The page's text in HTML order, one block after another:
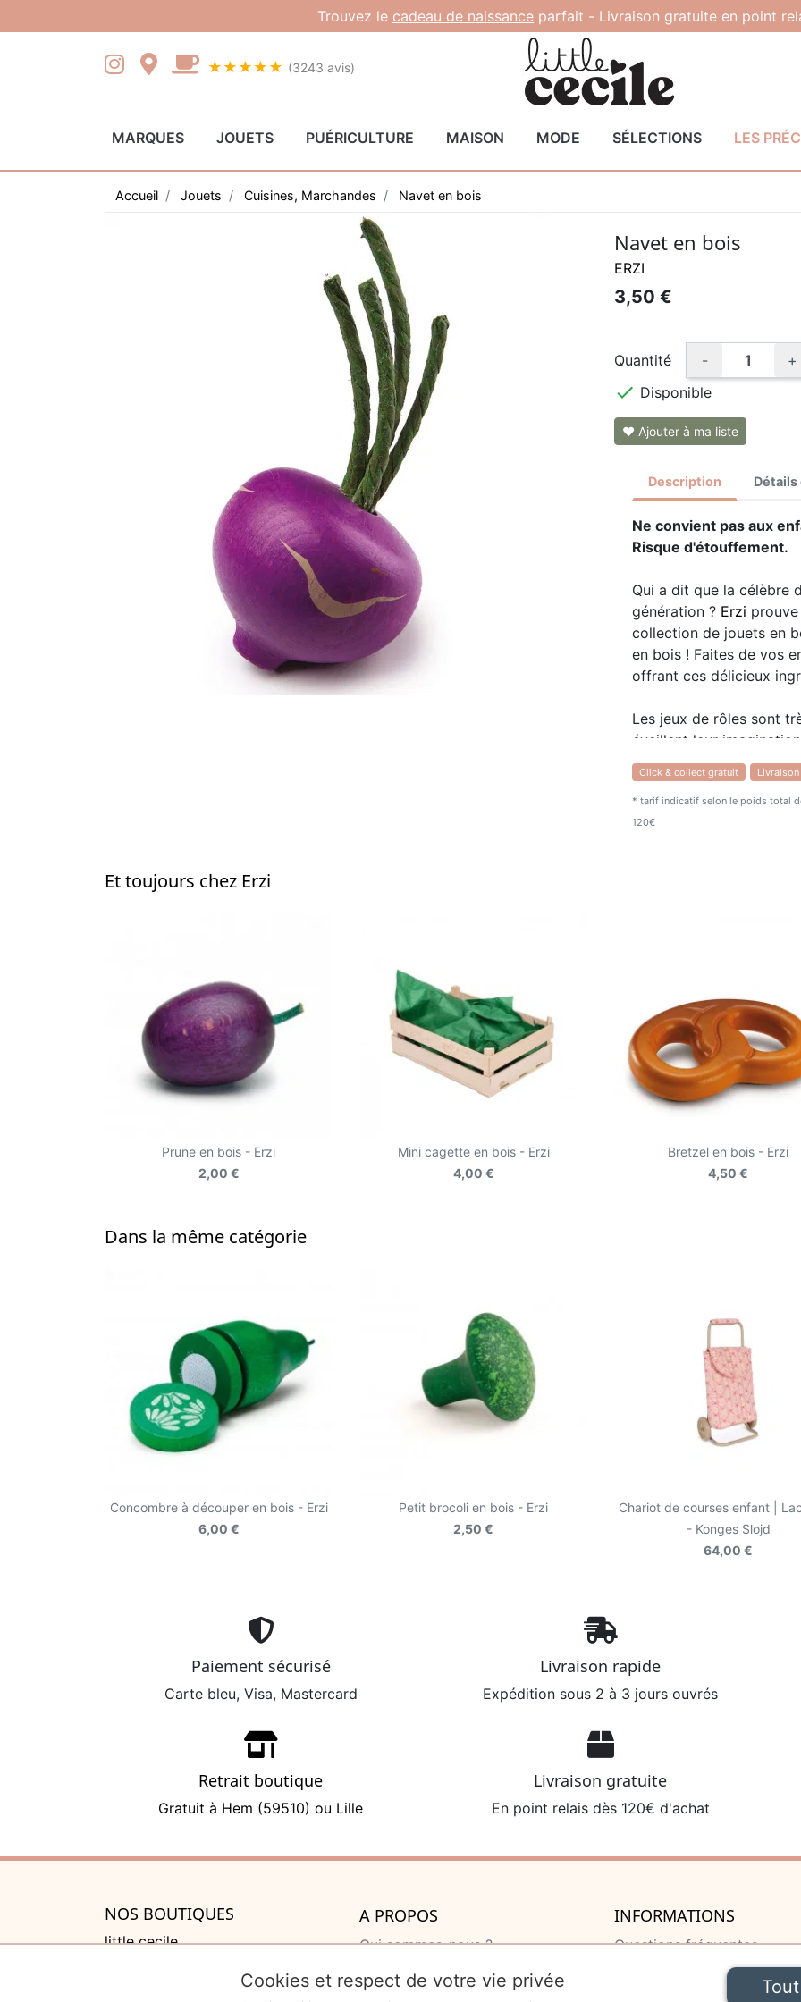
Trouvez le cadeau de naissance parfait - Livraison gratuite en point
★★★★★ (3243 avis)
MARQUES JOUETS PUÉRICULTURE MAISON MODE SÉLECTIONS LES
Accueil Jouets Cuisines, Marchandes Navet en bois
Navet en bois
ERZI
3,50 €
Quantité - +
 Disponible
❤ Ajouter à ma liste
Description Détails
Ne convient pas aux
Risque d'étouffement.
Qui a dit que la célèbre
génération ? Erzi
collection de jouets en
en bois ! Faites de vos
offrant ces délicieux
Les jeux de rôles sont
éveillent leur
entoure.
Ces jolis jouets sont
années de jeu grâce à
Click & collect gratuit
* tarif indicatif selon le poids total
120€
Et toujours chez Erzi
Prune en bois - Erzi
2,00 €
Mini cagette en bois - Erzi
4,00 €
Bretzel en bois - Erzi
4,50 €
Dans la même catégorie
Concombre à découper en bois - Erzi
6,00 €
Petit brocoli en bois - Erzi
2,50 €
Chariot de courses enfant |
- Konges Slojd
64,00 €
Paiement sécurisé
Carte bleu, Visa, Mastercard
Livraison rapide
Expédition sous 2 à 3 jours ouvrés
Retrait boutique
Gratuit à Hem (59510) ou Lille
Livraison gratuite
En point relais dès 120€ d'achat
NOS BOUTIQUES
little cecile
A PROPOS
Qui sommes-nous ?
Liste de naissance
INFORMATIONS
Questions fréquentes
Livraison et retour
Cookies et respect de votre vie privée